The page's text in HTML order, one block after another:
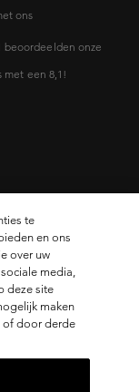
ons
beoordeelden onze
met een 8,1!
te
en ons
over uw
media,
deze site
maken
of door derde